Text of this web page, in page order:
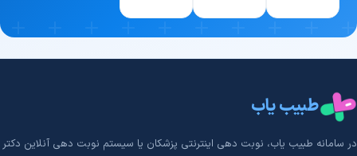
طبیب یاب
در سامانه طبیب‌ یاب، نوبت دهی اینترنتی پزشکان یا سیستم نوبت دهی آنلاین دکتر